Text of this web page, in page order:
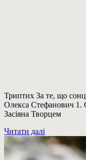
Триптих За те, що
Олекса Стефанович 1.
Засіяна Творцем
Читати далі